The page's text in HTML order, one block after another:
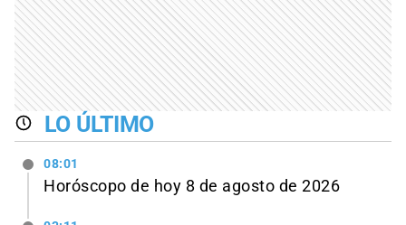
LO ÚLTIMO
08:01
Horóscopo de hoy 8 de agosto de 2026